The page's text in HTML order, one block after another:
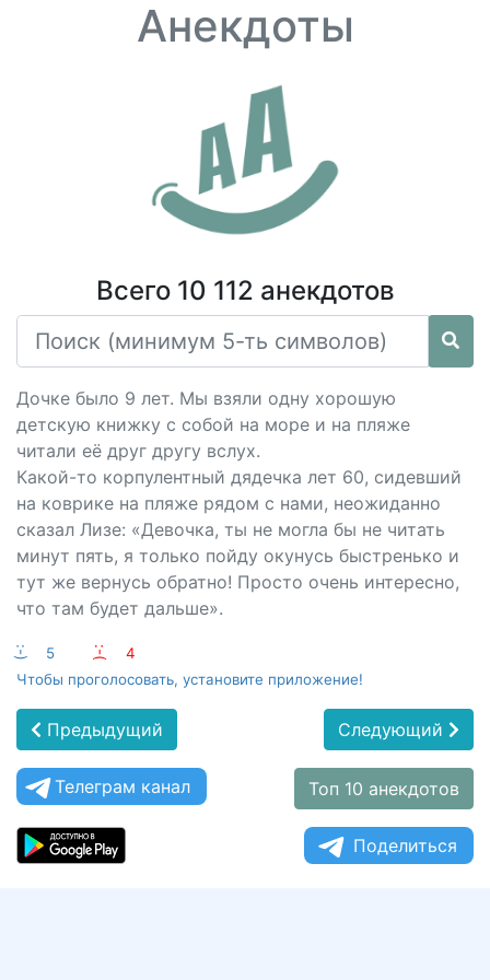
Анекдоты
Всего 10 112 анекдотов
Дочке было 9 лет. Мы взяли одну хорошую
детскую книжку с собой на море и на пляже
читали её друг другу вслух.
Какой-то корпулентный дядечка лет 60, сидевший
на коврике на пляже рядом с нами, неожиданно
сказал Лизе: «Девочка, ты не могла бы не читать
минут пять, я только пойду окунусь быстренько и
тут же вернусь обратно! Просто очень интересно,
что там будет дальше».
:-) 5 :-(
4
Чтобы проголосовать, установите приложение!
Предыдущий Следующий
Телеграм канал Топ 10 анекдотов
Поделиться